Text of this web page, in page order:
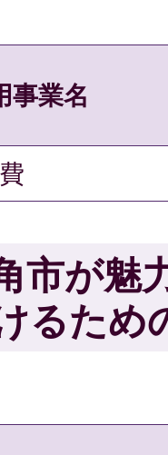
事業名
市が魅
るため